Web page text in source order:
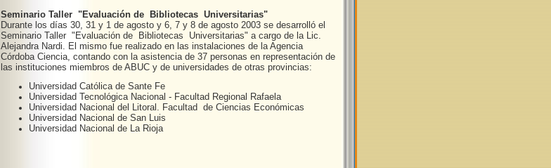
Seminario Taller "Evaluación de Bibliotecas Universitarias"
Durante los días 30, 31 y 1 de agosto y 6, 7 y 8 de agosto 2003 se desarrolló el
Seminario Taller "Evaluación de Bibliotecas Universitarias" a cargo de la Lic.
Alejandra Nardi. El mismo fue realizado en las instalaciones de la Agencia
Córdoba Ciencia, contando con la asistencia de 37 personas en representación de
las instituciones miembros de ABUC y de universidades de otras provincias:
Universidad Católica de Sante Fe
Universidad Tecnológica Nacional - Facultad Regional Rafaela
Universidad Nacional del Litoral. Facultad de Ciencias Económicas
Universidad Nacional de San Luis
Universidad Nacional de La Rioja